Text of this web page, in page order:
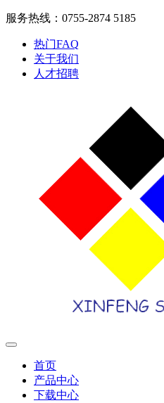
服务热线：0755-2874 5185
热门FAQ
关于我们
人才招聘
首页
产品中心
下载中心